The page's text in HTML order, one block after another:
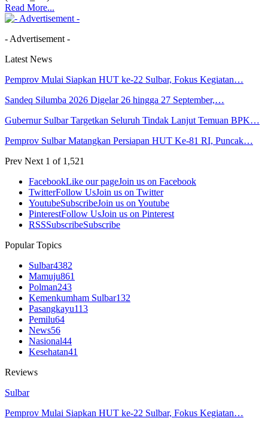
Read More...
- Advertisement -
Latest News
Pemprov Mulai Siapkan HUT ke-22 Sulbar, Fokus Kegiatan…
Sandeq Silumba 2026 Digelar 26 hingga 27 September,…
Gubernur Sulbar Targetkan Seluruh Tindak Lanjut Temuan BPK…
Pemprov Sulbar Matangkan Persiapan HUT Ke-81 RI, Puncak…
Prev Next 1 of 1,521
FacebookLike our pageJoin us on Facebook
TwitterFollow UsJoin us on Twitter
YoutubeSubscribeJoin us on Youtube
PinterestFollow UsJoin us on Pinterest
RSSSubscribeSubscribe
Popular Topics
Sulbar4382
Mamuju861
Polman243
Kemenkumham Sulbar132
Pasangkayu113
Pemilu64
News56
Nasional44
Kesehatan41
Reviews
Sulbar
Pemprov Mulai Siapkan HUT ke-22 Sulbar, Fokus Kegiatan…